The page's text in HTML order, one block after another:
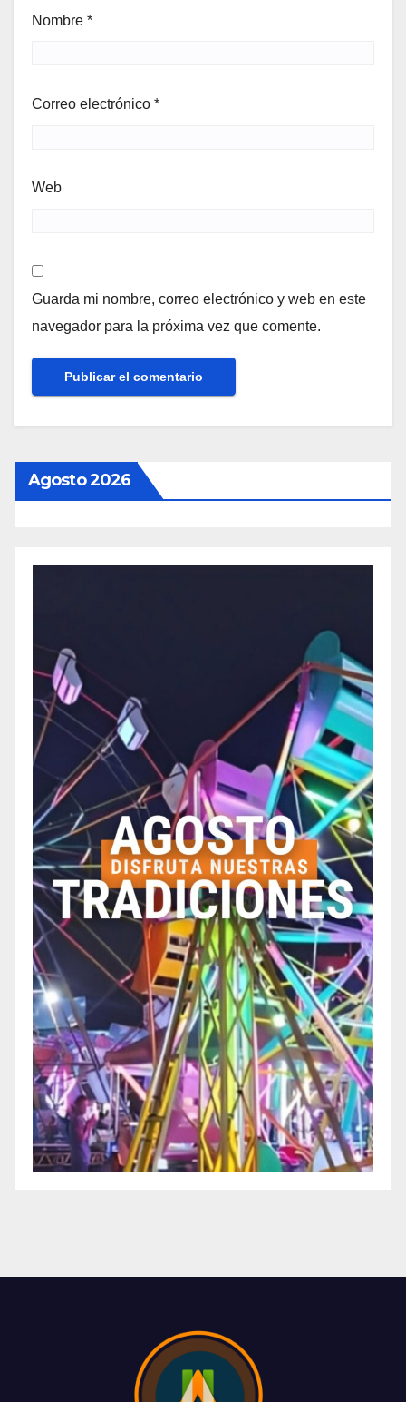
Nombre *
Correo electrónico *
Web
Guarda mi nombre, correo electrónico y web en este
navegador para la próxima vez que comente.
Agosto 2026